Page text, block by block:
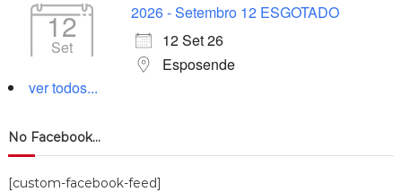
12
Set
2026 - Setembro 12 ESGOTADO
12 Set 26
Esposende
ver todos...
No Facebook…
[custom-facebook-feed]